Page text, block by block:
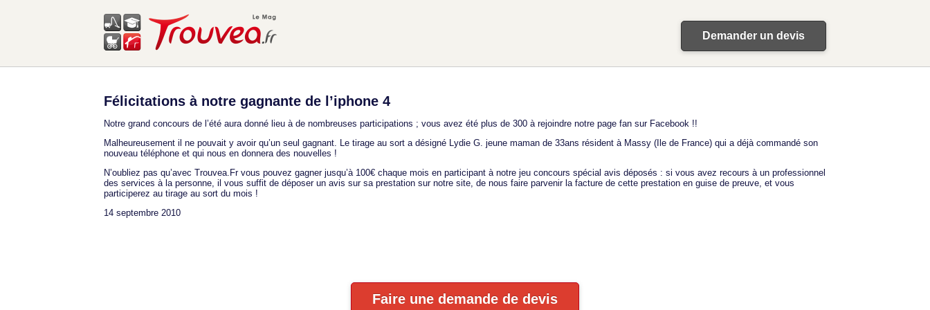
Demander un devis
Félicitations à notre gagnante de l’iphone 4
Notre grand concours de l’été aura donné lieu à de nombreuses participations ; vous avez été plus de 300 à rejoindre notre page fan sur Facebook !!
Malheureusement il ne pouvait y avoir qu’un seul gagnant. Le tirage au sort a désigné Lydie G. jeune maman de 33ans résident à Massy (Ile de France) qui a déjà commandé son
nouveau téléphone et qui nous en donnera des nouvelles !
N’oubliez pas qu’avec Trouvea.Fr vous pouvez gagner jusqu’à 100€ chaque mois en participant à notre jeu concours spécial avis déposés : si vous avez recours à un professionnel
des services à la personne, il vous suffit de déposer un avis sur sa prestation sur notre site, de nous faire parvenir la facture de cette prestation en guise de preuve, et vous
participerez au tirage au sort du mois !
14 septembre 2010
Faire une demande de devis